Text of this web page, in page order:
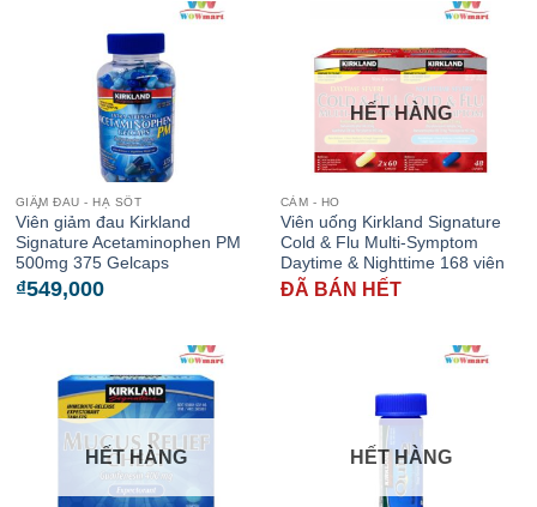
GIẦ̡M ĐAU - HẠ SỐT
Viên giảm đau Kirkland
Signature Acetaminophen PM
500mg 375 Gelcaps
₫549,000
HẾT HÀNG
CẢM - HO
Viên uống Kirkland Signature
Cold & Flu Multi-Symptom
Daytime & Nighttime 168 viên
ĐÃ BÁN HẾT
HẾT HÀNG HẾT HÀNG